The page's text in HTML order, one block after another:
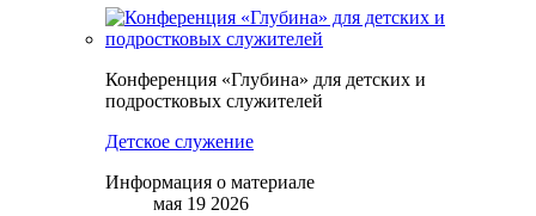
Конференция «Глубина» для детских и
подростковых служителей
Детское служение
Информация о материале
мая 19 2026